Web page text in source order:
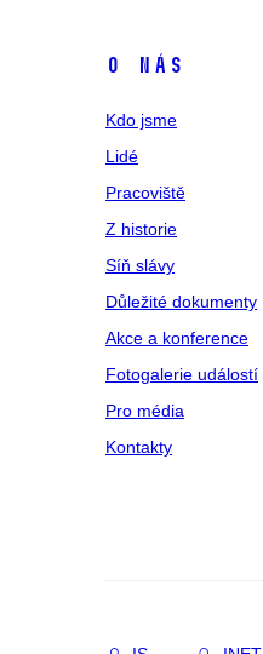
O NÁS
Kdo jsme
Lidé
Pracoviště
Z historie
Síň slávy
Důležité dokumenty
Akce a konference
Fotogalerie událostí
Pro média
Kontakty